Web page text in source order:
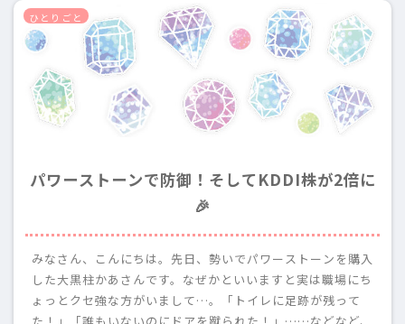
ひとりごと
パワーストーンで防御！そしてKDDI株が2倍に
🎉
みなさん、こんにちは。先日、勢いでパワーストーンを購入
した大黒柱かあさんです。なぜかといいますと実は職場にち
ょっとクセ強な方がいまして…。「トイレに足跡が残って